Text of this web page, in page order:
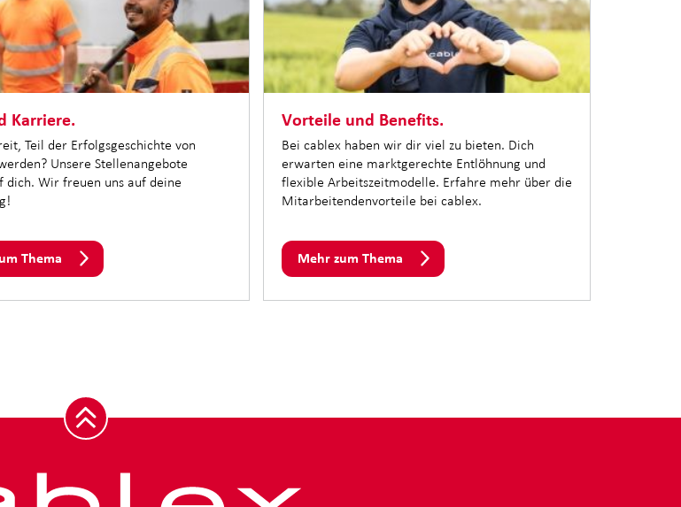
Karriere.
Teil der Erfolgsgeschichte von
Unsere Stellenangebote
dich. Wir freuen uns auf deine
Thema
Vorteile und Benefits.
Bei cablex haben wir dir viel zu bieten. Dich
erwarten eine marktgerechte Entlöhnung und
flexible Arbeitszeitmodelle. Erfahre mehr über die
Mitarbeitendenvorteile bei cablex.
Mehr zum Thema